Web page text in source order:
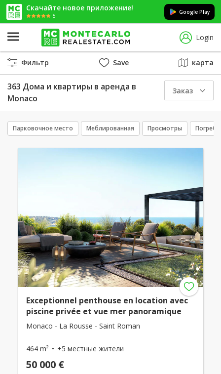
Скачайте новое приложение!
5
Google Play
Login
Фильтр Save карта
363 Дома и квартиры в аренда в
Monaco
Заказ
Парковочное место Меблированная Просмотры Погреб
Exceptionnel penthouse en location avec
piscine privée et vue mer panoramique
Monaco - La Rousse - Saint Roman
464 m² +5 местные жители
50 000 €